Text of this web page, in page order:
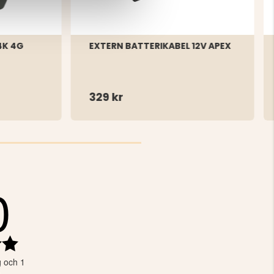
4G
EXTERN BATTERIKABEL 12V APEX
329 kr
Betyg:
utav
och 1